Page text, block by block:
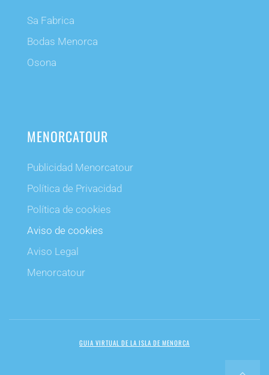
Sa Fabrica
Bodas Menorca
Osona
MENORCATOUR
Publicidad Menorcatour
Política de Privacidad
Política de cookies
Aviso de cookies
Aviso Legal
Menorcatour
GUIA VIRTUAL DE LA ISLA DE MENORCA